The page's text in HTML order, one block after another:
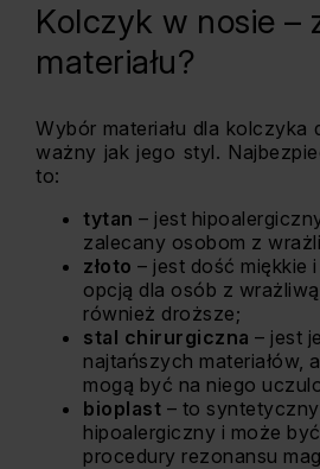
Kolczyk w nosie –
materiału?
Wybór materiału dla kolczyka
ważny jak jego styl.
to:
tytan – jest
zalecany osobom z
złoto – jest dość miękkie
opcją dla osób z
również droższe;
stal chirurgiczna – jest
najtańszych materiałów,
mogą być na niego
bioplast – to
hipoalergiczny i może
procedury rezonansu